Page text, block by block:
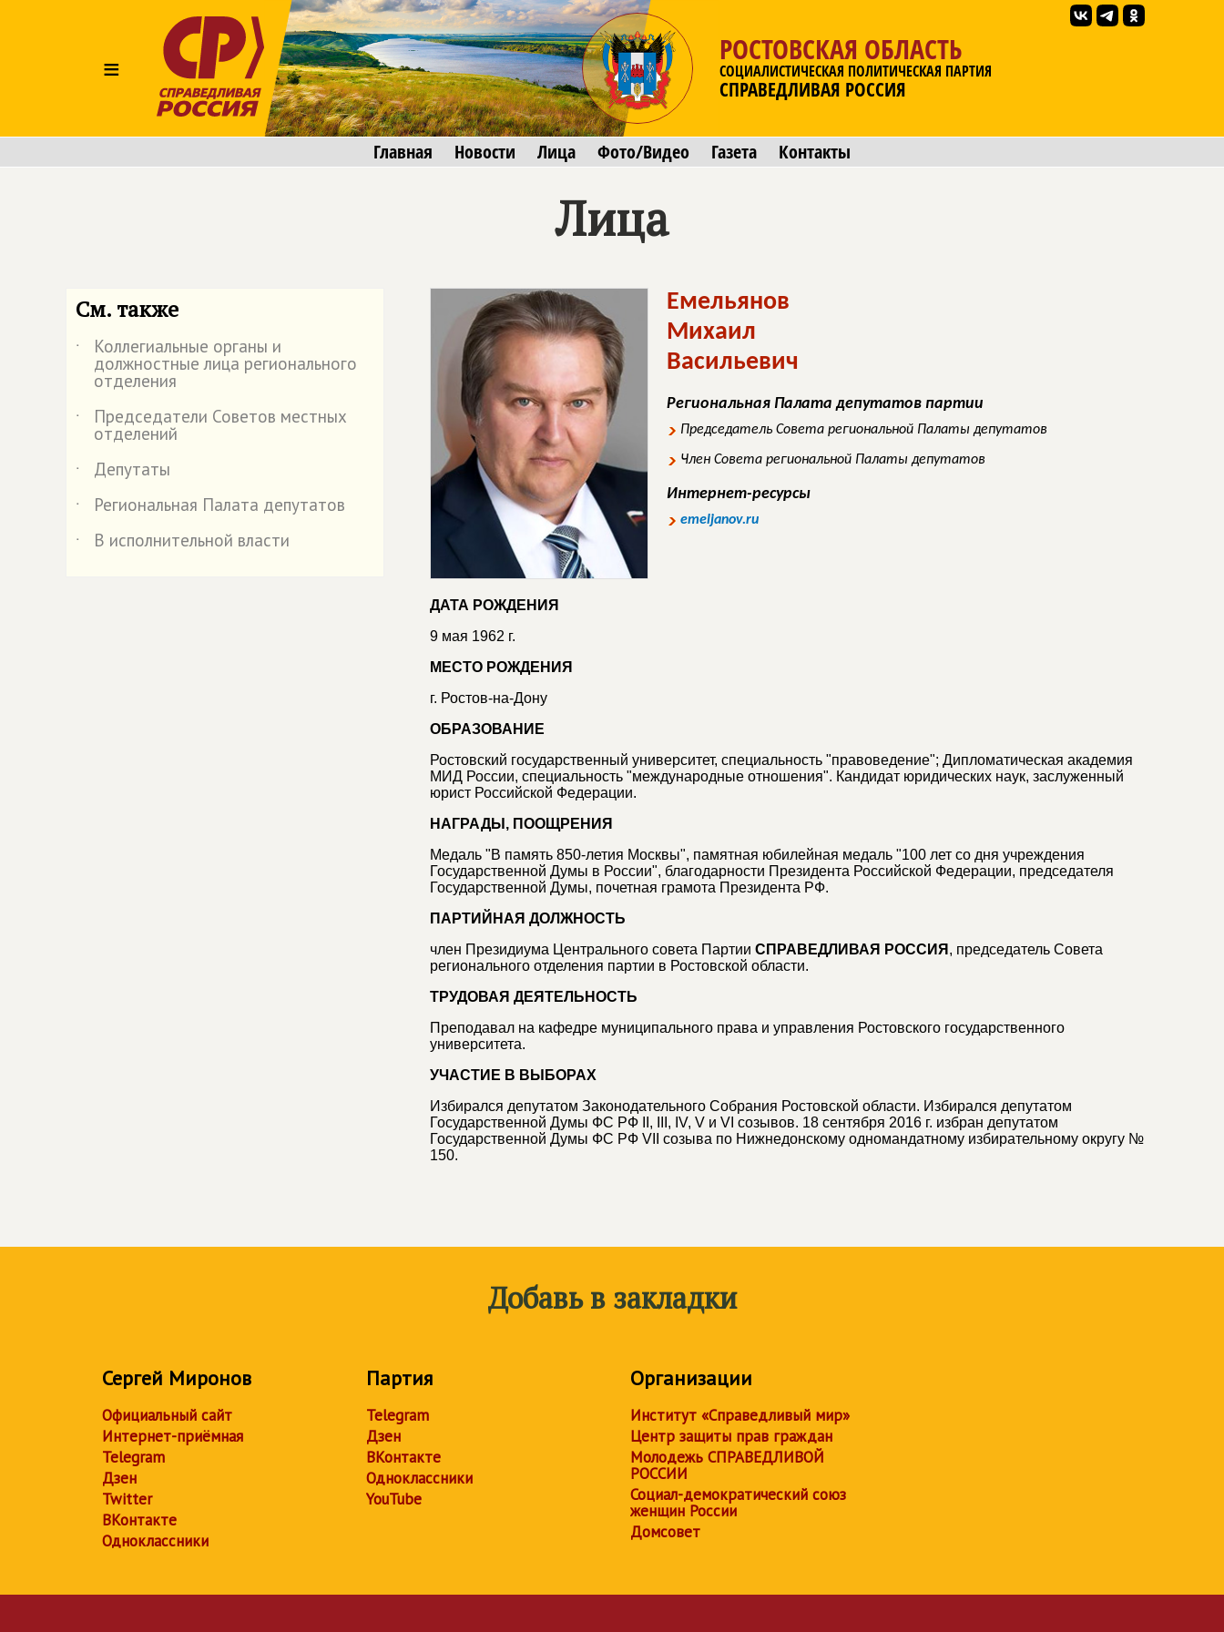
≡
РОСТОВСКАЯ ОБЛАСТЬ
СОЦИАЛИСТИЧЕСКАЯ ПОЛИТИЧЕСКАЯ ПАРТИЯ
СПРАВЕДЛИВАЯ РОССИЯ
Главная Новости Лица Фото/Видео Газета Контакты
Лица
См. также
˙ Коллегиальные органы и
должностные лица регионального
отделения
˙
Председатели Советов местных
отделений
˙
Депутаты
˙
Региональная Палата депутатов
˙
В исполнительной власти
Емельянов
Михаил
Васильевич
Региональная Палата депутатов партии
Председатель Совета региональной Палаты депутатов
Член Совета региональной Палаты депутатов
Интернет-ресурсы
emeljanov.ru
ДАТА РОЖДЕНИЯ
9 мая 1962 г.
МЕСТО РОЖДЕНИЯ
г. Ростов-на-Дону
ОБРАЗОВАНИЕ
Ростовский государственный университет, специальность "правоведение"; Дипломатическая академия
МИД России, специальность "международные отношения". Кандидат юридических наук, заслуженный
юрист Российской Федерации.
НАГРАДЫ, ПООЩРЕНИЯ
Медаль "В память 850-летия Москвы", памятная юбилейная медаль "100 лет со дня учреждения
Государственной Думы в России", благодарности Президента Российской Федерации, председателя
Государственной Думы, почетная грамота Президента РФ.
ПАРТИЙНАЯ ДОЛЖНОСТЬ
член Президиума Центрального совета Партии СПРАВЕДЛИВАЯ РОССИЯ , председатель Совета
регионального отделения партии в Ростовской области.
ТРУДОВАЯ ДЕЯТЕЛЬНОСТЬ
Преподавал на кафедре муниципального права и управления Ростовского государственного
университета.
УЧАСТИЕ В ВЫБОРАХ
Избирался депутатом Законодательного Собрания Ростовской области. Избирался депутатом
Государственной Думы ФС РФ II, III, IV, V и VI созывов. 18 сентября 2016 г. избран депутатом
Государственной Думы ФС РФ VII созыва по Нижнедонскому одномандатному избирательному округу №
150.
Добавь в закладки
Сергей Миронов
Официальный сайт
Интернет-приёмная
Telegram
Дзен
Twitter
ВКонтакте
Одноклассники
Партия
Telegram
Дзен
ВКонтакте
Одноклассники
YouTube
Организации
Институт «Справедливый мир»
Центр защиты прав граждан
Молодежь СПРАВЕДЛИВОЙ
РОССИИ
Социал-демократический союз
женщин России
Домсовет